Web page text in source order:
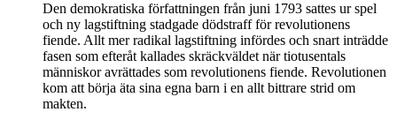
Den demokratiska författningen från juni 1793 sattes ur spel
och ny lagstiftning stadgade dödstraff för revolutionens
fiende. Allt mer radikal lagstiftning infördes och snart inträdde
fasen som efteråt kallades skräckväldet när tiotusentals
människor avrättades som revolutionens fiende. Revolutionen
kom att börja äta sina egna barn i en allt bittrare strid om
makten.